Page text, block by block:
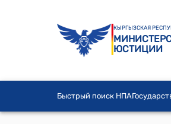
КЫРГЫЗСКАЯ
ЮСТИЦИИ
Быстрый поиск НПА